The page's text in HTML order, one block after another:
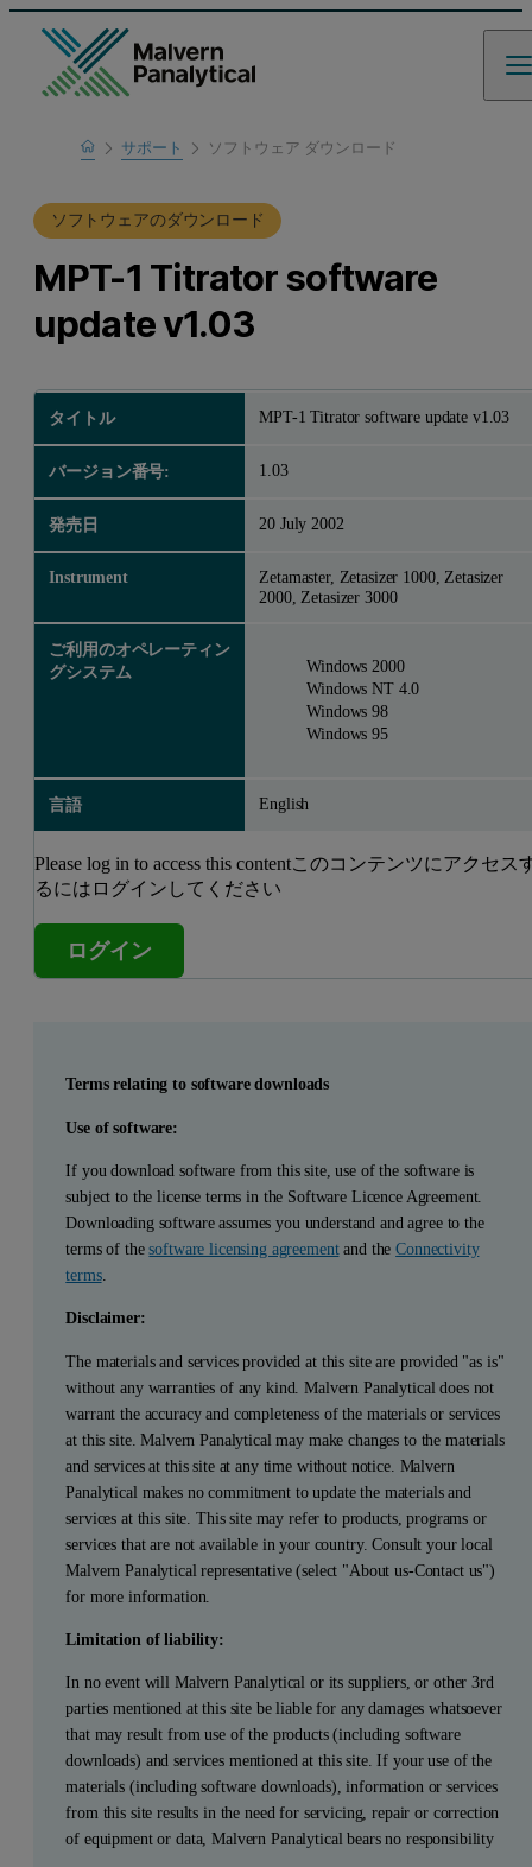
Homeサポート
製品サポート
ソフトウェア ダウンロード
ソフトウェアのダウンロード
MPT-1 Titrator software
update v1.03
タイトル MPT-1 Titrator software update v1.03
バージョン番号: 1.03
発売日 20 July 2002
Instrument
Zetamaster, Zetasizer 1000, Zetasizer
2000, Zetasizer 3000
ご利用のオペレーティン
グシステム
Windows 2000
Windows NT 4.0
Windows 98
Windows 95
言語 English
Please log in to access this contentこのコンテンツにアクセス
るにはログインしてください
ログイン
Terms relating to software downloads
Use of software:
If you download software from this site, use of the software is
subject to the license terms in the Software Licence Agreement.
Downloading software assumes you understand and agree to the
terms of thesoftware licensing agreementand theConnectivity
terms.
Disclaimer:
The materials and services provided at this site are provided "as is"
without any warranties of any kind. Malvern Panalytical does not
warrant the accuracy and completeness of the materials or services
at this site. Malvern Panalytical may make changes to the materials
and services at this site at any time without notice. Malvern
Panalytical makes no commitment to update the materials and
services at this site. This site may refer to products, programs or
services that are not available in your country. Consult your local
Malvern Panalytical representative (select "About us-Contact us")
for more information.
Limitation of liability:
In no event will Malvern Panalytical or its suppliers, or other 3rd
parties mentioned at this site be liable for any damages whatsoever
that may result from use of the products (including software
downloads) and services mentioned at this site. If your use of the
materials (including software downloads), information or services
from this site results in the need for servicing, repair or correction
of equipment or data, Malvern Panalytical bears no responsibility